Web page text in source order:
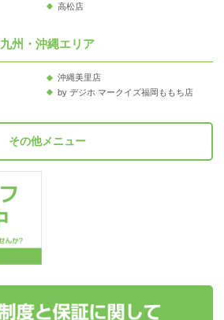
高松店
九州・沖縄エリア
沖縄美里店
by デジホ マークイズ福岡ももち店
その他メニュー